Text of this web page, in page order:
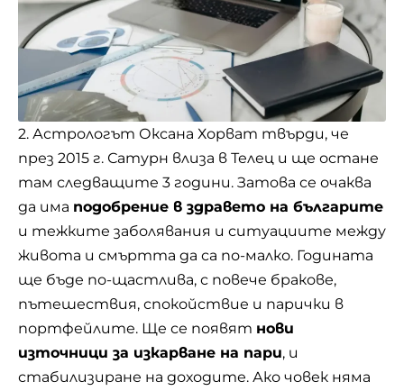
2. Астрологът Оксана Хорват твърди, че
през 2015 г. Сатурн влиза в Телец и ще остане
там следващите 3 години. Затова се очаква
да има подобрение в здравето на българите
и тежките заболявания и ситуациите между
живота и смъртта да са по-малко. Годината
ще бъде по-щастлива, с повече бракове,
пътешествия, спокойствие и парички в
портфейлите. Ще се появят нови
източници за изкарване на пари, и
стабилизиране на доходите. Ако човек няма